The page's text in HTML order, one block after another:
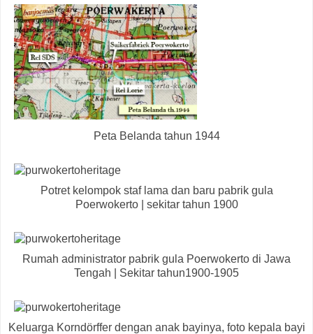
Peta Belanda tahun 1944
Potret kelompok staf lama dan baru pabrik gula
Poerwokerto | sekitar tahun 1900
Rumah administrator pabrik gula Poerwokerto di Jawa
Tengah | Sekitar tahun1900-1905
Keluarga Korndörffer dengan anak bayinya, foto kepala bayi